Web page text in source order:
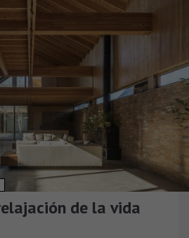
de la vida